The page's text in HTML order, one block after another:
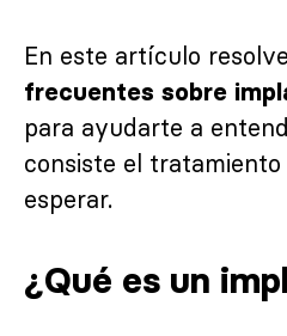
En este artículo
frecuentes sobre
para ayudarte a
consiste el
esperar.
¿Qué es un